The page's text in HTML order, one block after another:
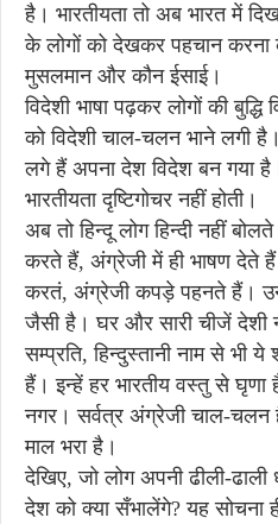
है। भारतीयता तो अब भारत में
के लोगों को देखकर पहचान करना
मुसलमान और कौन ईसाई।
विदेशी भाषा पढ़कर लोगों की
को विदेशी चाल-चलन भाने लगी
लगे हैं अपना देश विदेश बन गया
भारतीयता दृष्टिगोचर नहीं होती।
अब तो हिन्दू लोग हिन्दी नहीं
करते हैं, अंग्रेजी में ही भाषण देते
करतं, अंग्रेजी कपड़े पहनते हैं।
जैसी है। घर और सारी चीजें देशी
सम्प्रति, हिन्दुस्तानी नाम से भी
हैं। इन्हें हर भारतीय वस्तु से
नगर। सर्वत्र अंग्रेजी चाल-चलन
माल भरा है।
देखिए, जो लोग अपनी ढीली-
देश को क्या सँभालेंगे? यह सोचना